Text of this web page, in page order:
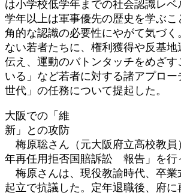
は小学校低学年までの社会認識レ
学年以上は軍事優先の歴史を学ぶこ
角的な認識の必要性にやがて気づく
ない若者たちに、権利獲得や反基地
伝え、運動のバトンタッチをめざす
いる」など若者に対する諸アプロ
世代」の任務について提起した。
大阪での「維
新」との攻防
梅原聡さん（元大阪府立高校教員
年再任用拒否国賠訴訟 報告」を行
梅原さんは、現役教諭時代、卒業
起立で抗議した。定年退職後、府に